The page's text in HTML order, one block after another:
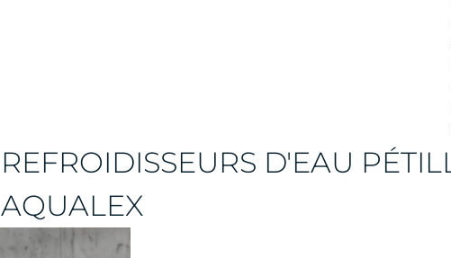
REFROIDISSEURS D'EAU
AQUALEX